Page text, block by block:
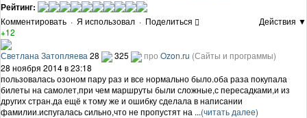
Рейтинг:
Комментировать · Я использовал · Поделиться
Действия ▼
+12
Светлана Затопляева 28 325 про Ozon.ru (Сайты и программы)
28 ноября 2014 в 23:18
пользовалась озоном пару раз и все нормально было.оба раза покупала
билеты на самолет,при чем маршруты были сложные,с пересадками,и из
других стран.да ещё к тому же и ошибку сделала в написании
фамилии.испугалась сильно,что не пропустят на ...(читать далее)